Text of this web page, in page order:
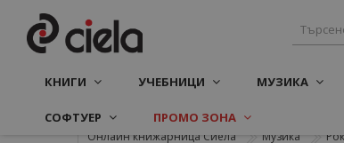
КНИГИ УЧЕБНИЦИ МУЗИКА
СОФТУЕР ПРОМО ЗОНА
Онлайн книжарница Сиела Музика Рок